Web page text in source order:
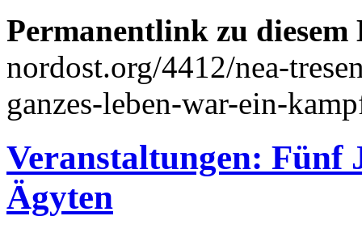
Permanentlink zu
nordost.org/4412/nea-
ganzes-leben-war-ein-
Veranstaltungen: Fünf
Ägyten